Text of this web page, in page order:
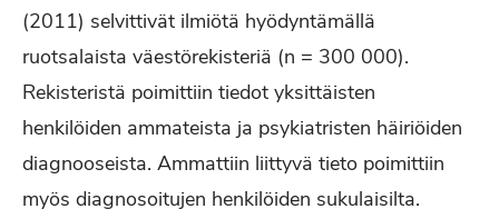
(2011) selvittivät ilmiötä hyödyntämällä
ruotsalaista väestörekisteriä (n = 300 000).
Rekisteristä poimittiin tiedot yksittäisten
henkilöiden ammateista ja psykiatristen häiriöiden
diagnooseista. Ammattiin liittyvä tieto poimittiin
myös diagnosoitujen henkilöiden sukulaisilta.